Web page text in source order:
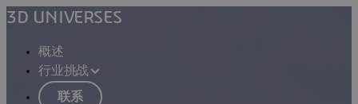
3D UNIVERSES
概述
行业挑战
联系